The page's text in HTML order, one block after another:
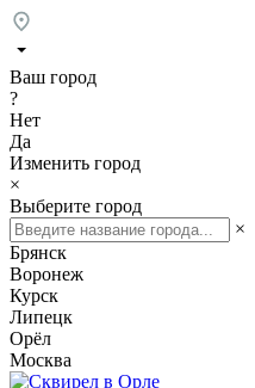
Ваш город
?
Нет
Да
Изменить город
×
Выберите город
×
Брянск
Воронеж
Курск
Липецк
Орёл
Москва